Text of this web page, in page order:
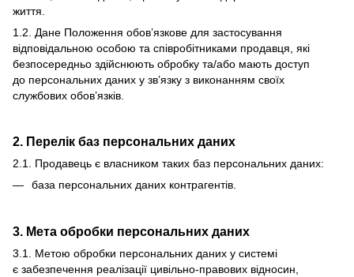
життя.
1.2. Дане Положення обов’язкове для застосування
відповідальною особою та співробітниками продавця, які
безпосередньо здійснюють обробку та/або мають доступ
до персональних даних у зв’язку з виконанням своїх
службових обов’язків.
2. Перелік баз персональних даних
2.1. Продавець є власником таких баз персональних даних:
база персональних даних контрагентів.
3. Мета обробки персональних даних
3.1. Метою обробки персональних даних у системі
є забезпечення реалізації цивільно-правових відносин,